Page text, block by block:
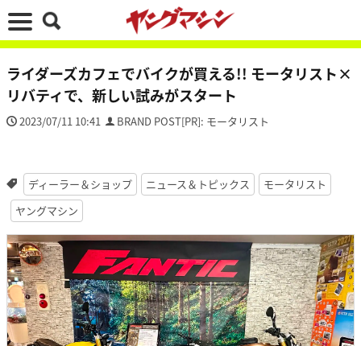
ライダーズカフェでバイクが買える!! モータリスト×
リバティで、新しい試みがスタート
2023/07/11 10:41 BRAND POST[PR]: モータリスト
ディーラー＆ショップ ニュース＆トピックス
モータリスト
ヤングマシン